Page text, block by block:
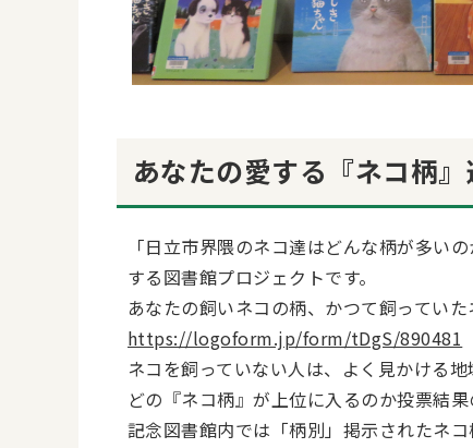
あなたの愛する『ネコ柄
「日立市界隈のネコ達はどんな柄が多い
する図書館プロジェクトです。
あなたの飼いネコの柄、かつて飼ってい
https://logoform.jp/form/tDgS/890481
ネコを飼っていない人は、よく見かける
どの『ネコ柄』が上位に入るのか投票結
記念図書館内では「柄別」掲示されたネ